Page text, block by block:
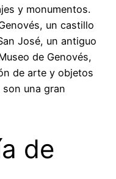
y monumentos.
un castillo
José, un antiguo
de Genovés,
de arte y objetos
una gran
de